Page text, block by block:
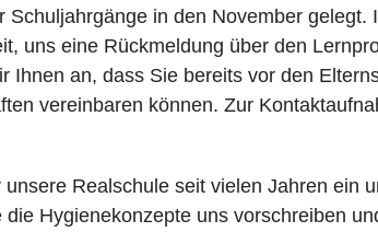
in den November gelegt.
uns eine Rückmeldung über den
Ihnen an, dass Sie bereits vor den
vereinbaren können. Zur
Realschule seit vielen Jahren ein
Hygienekonzepte uns vorschreiben